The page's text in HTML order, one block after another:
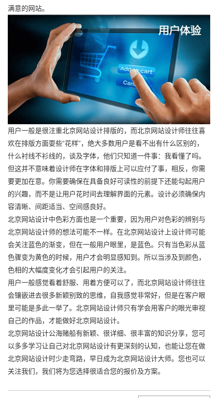
满意的网站。
用户一般是很注重北京网站设计排版的，而北京网站设计师往往喜
欢在排版方面耍些“花样”，绝大多数用户是看不出有什么区别的，
什么衬线不衫线的，谈及字体，他们只知道一件事：我看懂了吗。
但这并不意味着设计师在字体和排版上可以应付了事，相反，你需
要更加在意。你需要确保在具备良好可读性的前提下还能勾起用户
的兴趣，而不是让用户花时间去理解界面的元素。设计必须确保内
容清晰、间距适当、空间感良好。
北京网站设计中色彩方面也是一个重要，因为用户对色彩的辨别与
北京网站设计师的想法可能不一样。在北京网站设计上设计师可能
会关注蓝色的渐变，但在一般用户眼里，是蓝色。只有当色彩从蓝
色骤变为黄色的时候，用户才会明显感知到。所以当涉及到颜色，
色相的大幅度变化才会引起用户的关注。
用户一般感觉看着舒服、用着方便可以了，而北京网站设计师往往
会镶嵌进去很多新颖别致的思维，自我感觉非常好，但是在客户眼
里可能是多此一举了。北京网站设计师只有学会用客户的眼光审视
自己的作品，才能做好北京网站设计。
北京网站设计公海赌船有新颖、很详细、很丰富的知识分享，您可
以多多学习让自己对北京网站设计有更深刻的认知，也能让您在做
北京网站设计时少走弯路，早日成为北京网站设计大师。您也可以
关注我们，我们将为您选择很适合您的报价及方案。